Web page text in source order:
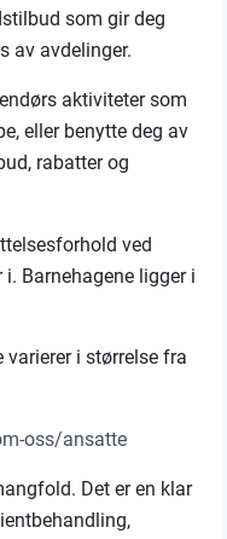
som gir deg
av avdelinger.
aktiviteter som
eller benytte deg av
rabatter og
ved
Barnehagene ligger i
i størrelse fra
oss/ansatte
Det er en klar